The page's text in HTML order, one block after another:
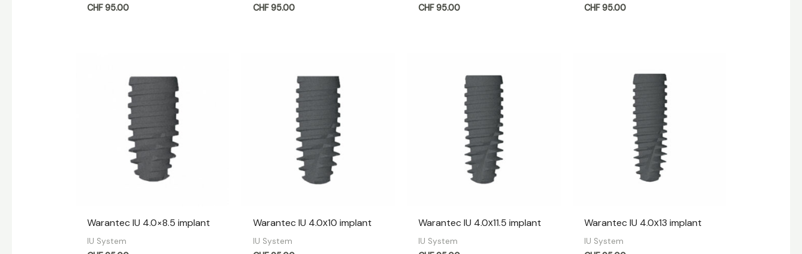
CHF95.00 CHF95.00 CHF95.00 CHF95.00
Warantec IU 4.0×8.5 implant
IU System
Warantec IU 4.0х10 implant
IU System
Warantec IU 4.0х11.5 implant
IU System
Warantec IU 4.0х13 implant
IU System